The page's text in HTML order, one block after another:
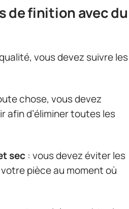
de finition avec du
vous devez suivre les
chose, vous devez
afin d’éliminer toutes les
sec : vous devez éviter les
pièce au moment où